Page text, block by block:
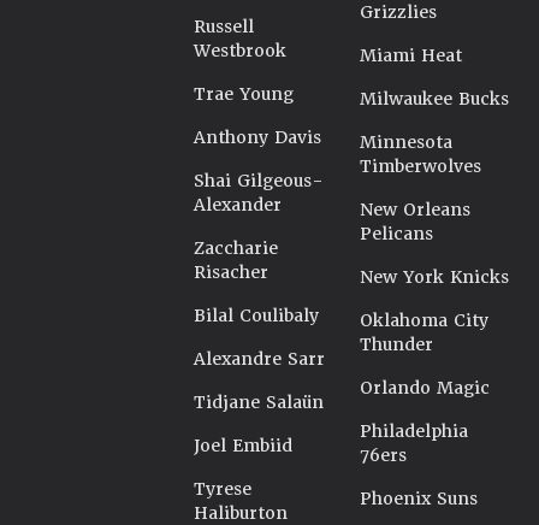
Russell
Westbrook
Trae Young
Anthony Davis
Shai Gilgeous-
Alexander
Zaccharie
Risacher
Bilal Coulibaly
Alexandre Sarr
Tidjane Salaün
Joel Embiid
Tyrese
Haliburton
Grizzlies
Miami Heat
Milwaukee Bucks
Minnesota
Timberwolves
New Orleans
Pelicans
New York Knicks
Oklahoma City
Thunder
Orlando Magic
Philadelphia
76ers
Phoenix Suns